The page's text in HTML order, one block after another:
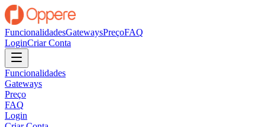
FuncionalidadesGatewaysPreçoFAQ
LoginCriar Conta
Funcionalidades
Gateways
Preço
FAQ
Login